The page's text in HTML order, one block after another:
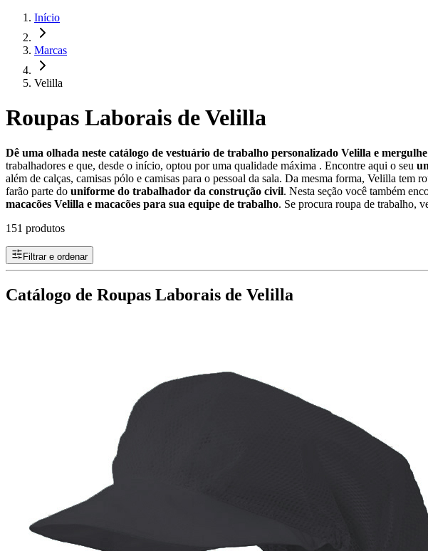
Início
Marcas
Velilla
Roupas Laborais de Velilla
Dê uma olhada neste catálogo de vestuário de trabalho personalizado Velilla e
trabalhadores e que, desde o início, optou por uma qualidade máxima . Encontre aqui o seu
além de calças, camisas pólo e camisas para o pessoal da sala. Da mesma forma, Velilla tem
farão parte do uniforme do trabalhador da construção civil. Nesta seção você também
macacões Velilla e macacões para sua equipe de trabalho. Se procura roupa de trabalho,
151 produtos
Filtrar e ordenar
Catálogo de Roupas Laborais de Velilla